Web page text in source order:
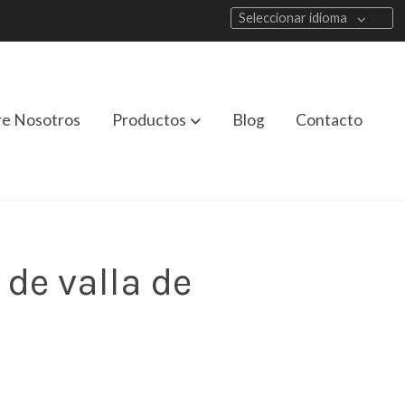
Seleccionar idioma
Nosotros Productos Blog Contacto
de valla de